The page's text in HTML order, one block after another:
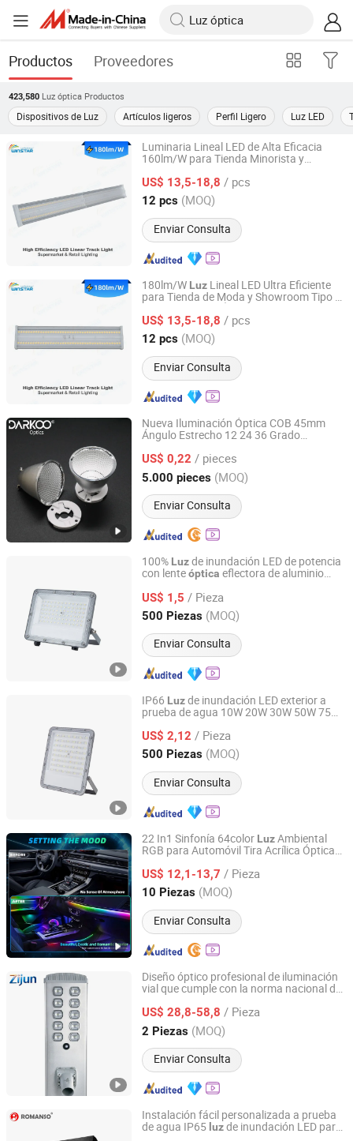
Productos Proveedores
423,580 Luz óptica Productos
Dispositivos de Luz Artículos ligeros Perfil Ligero Luz LED
Luminaria Lineal LED de Alta Eficacia
160lm/W para Tienda Minorista y
Diseño Óptico Tradicional 70W CE RoHS
US$ 13,5-18,8 / pcs
12 pcs (MOQ)
Enviar Consulta
DONGGUAN WINSTAR POWER TECHNOLOGY LIMITED
Guangdong, China Desde 2019
180lm/W Luz Lineal LED Ultra Eficiente
para Tienda de Moda y Showroom Tipo C
Consumo de Energía
US$ 13,5-18,8 / pcs
12 pcs (MOQ)
Enviar Consulta
DONGGUAN WINSTAR POWER TECHNOLOGY LIMITED
Guangdong, China Desde 2019
Nueva Iluminación Óptica COB 45mm
Ángulo Estrecho 12 24 36 Grado
de Aluminio
US$ 0,22 / pieces
5.000 pieces (MOQ)
Enviar Consulta
Darkoo Optics (Zhongshan) Co., Ltd
Guangdong, China Desde 2025
100% Luzde inundación LED de potencia
con lenteóptica eflectora de aluminio
100W 150W 200W 300W 400W IP66
Lineal a prueba de agua Dob
US$ 1,5 / Pieza
500 Piezas (MOQ)
Enviar Consulta
Guangdong, China Desde 2010
IP66 Luzde inundación LED exterior a
prueba de agua 10W 20W 30W 50W 75W
ópticade aluminio fundido a presión
solución lineal Dob
US$ 2,12 / Pieza
500 Piezas (MOQ)
Enviar Consulta
Guangdong, China Desde 2010
22 In1 Sinfonía 64color LuzAmbiental
RGB para Automóvil Tira Acrílica Óptica
Ambiental para Automóvil
US$ 12,1-13,7 / Pieza
10 Piezas (MOQ)
Enviar Consulta
Huizhou Chengye Trade Co., Ltd
Guangdong, China Desde 2024
Diseño óptico profesional de iluminación
vial que cumple con la norma nacional de
LED
US$ 28,8-58,8 / Pieza
2 Piezas (MOQ)
Enviar Consulta
Jiangsu Zijun Optoelectronic Technology Co., Ltd.
Jiangsu, China Desde 2026
Instalación fácil personalizada a prueba
de agua IP65 luzde inundación LED para
Shenzhen Romanso Electronic Co., Ltd.